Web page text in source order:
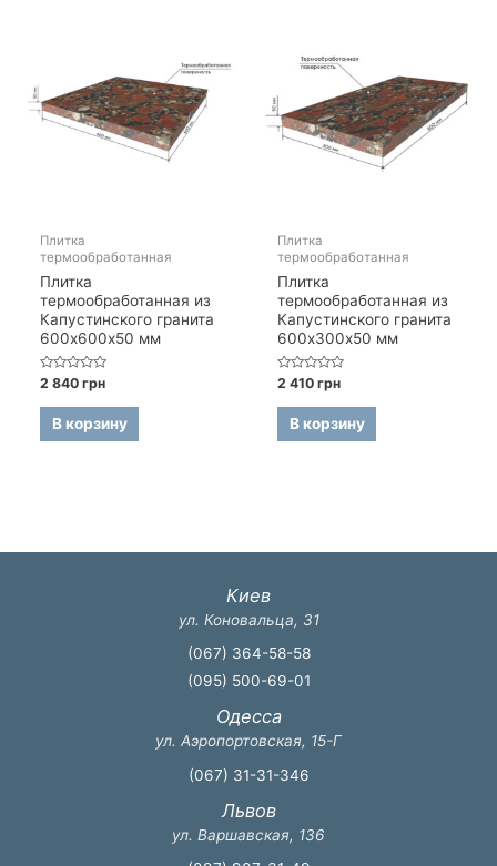
Плитка
термообработанная
Плитка
термообработанная из
Капустинского гранита
600х600х50 мм
Оценка
из
2 840грн
В корзину
Плитка
термообработанная
Плитка
термообработанная из
Капустинского гранита
600х300х50 мм
Оценка
из
2 410грн
В корзину
Киев
ул. Коновальца, 31
(067) 364-58-58
(095) 500-69-01
Одесса
ул. Аэропортовская, 15-Г
(067) 31-31-346
Львов
ул. Варшавская, 136